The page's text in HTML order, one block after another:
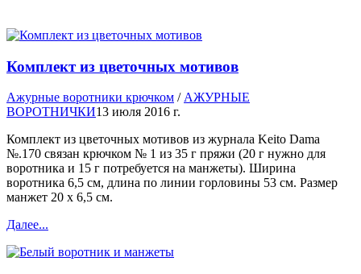
Комплект из цветочных мотивов
Ажурные воротники крючком /АЖУРНЫЕ
ВОРОТНИЧКИ13 июля 2016 г.
Комплект из цветочных мотивов из журнала Keito Dama
№.170 связан крючком № 1 из 35 г пряжи (20 г нужно для
воротника и 15 г потребуется на манжеты). Ширина
воротника 6,5 см, длина по линии горловины 53 см. Размер
манжет 20 х 6,5 см.
Далее...